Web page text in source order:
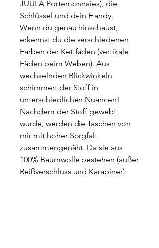
JUULA Portemonnaies), die
Schlüssel und dein Handy.
Wenn du genau hinschaust,
erkennst du die verschiedenen
Farben der Kettfäden (vertikale
Fäden beim Weben). Aus
wechselnden Blickwinkeln
schimmert der Stoff in
unterschiedlichen Nuancen!
Nachdem der Stoff gewebt
wurde, werden die Taschen von
mir mit hoher Sorgfalt
zusammengenäht. Da sie aus
100% Baumwolle bestehen (außer
Reißverschluss und Karabiner),